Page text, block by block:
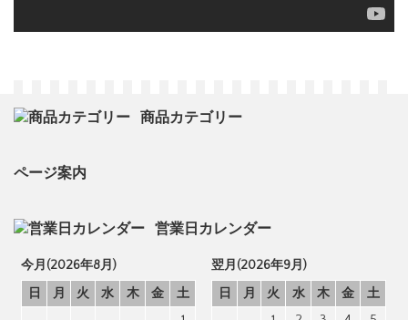
商品カテゴリー
ページ案内
営業日カレンダー
今月(2026年8月)
日
月 火 水 木 金
土
翌月(2026年9月)
日
月 火 水 木 金
土